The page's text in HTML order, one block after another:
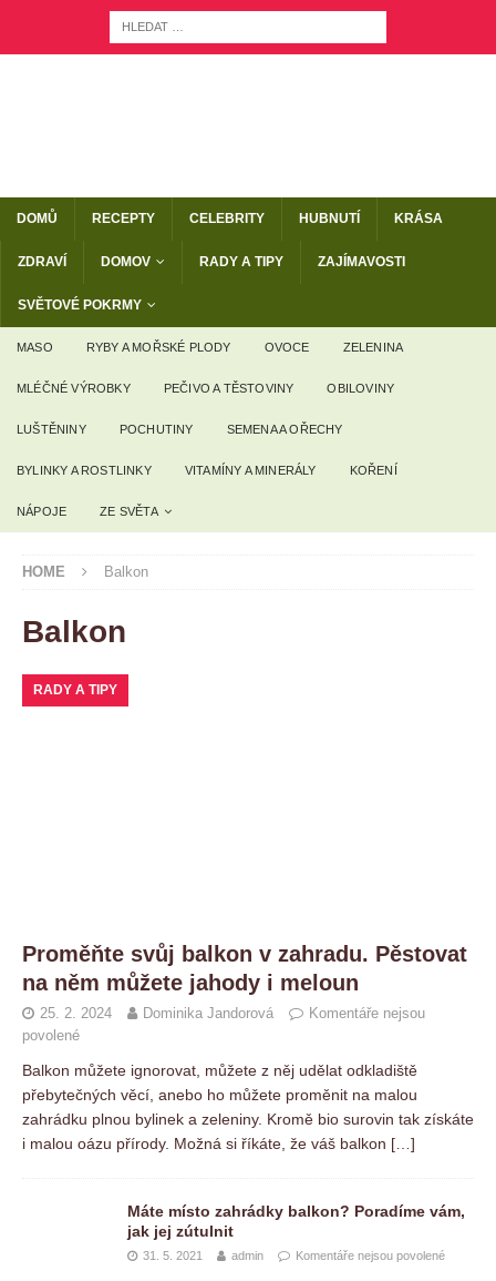
DOMŮ RECEPTY CELEBRITY HUBNUTÍ KRÁSA
ZDRAVÍ DOMOV RADY A TIPY ZAJÍMAVOSTI
SVĚTOVÉ POKRMY
MASO RYBY A MOŘSKÉ PLODY OVOCE ZELENINA
MLÉČNÉ VÝROBKY PEČIVO A TĚSTOVINY OBILOVINY
LUŠTĚNINY POCHUTINY SEMENA A OŘECHY
BYLINKY A ROSTLINKY VITAMÍNY A MINERÁLY KOŘENÍ
NÁPOJE ZE SVĚTA
HOME Balkon
Balkon
RADY A TIPY
Proměňte svůj balkon v zahradu. Pěstovat
na něm můžete jahody i meloun
25. 2. 2024 Dominika Jandorová
Komentáře nejsou
povolené
Balkon můžete ignorovat, můžete z něj udělat odkladiště
přebytečných věcí, anebo ho můžete proměnit na malou
zahrádku plnou bylinek a zeleniny. Kromě bio surovin tak získáte
i malou oázu přírody. Možná si říkáte, že váš balkon […]
Máte místo zahrádky balkon? Poradíme vám,
jak jej zútulnit
31. 5. 2021 admin Komentáře nejsou povolené